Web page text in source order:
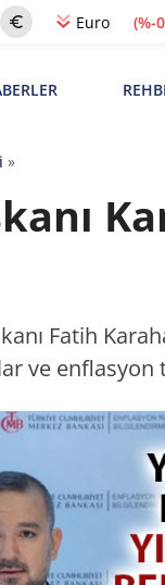
Euro (%-
»
Fatih
ve enflasyon